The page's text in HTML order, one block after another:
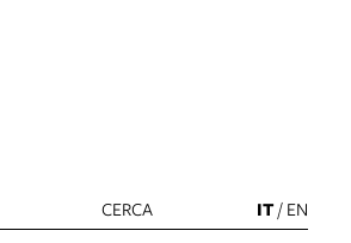
CERCA IT/ EN